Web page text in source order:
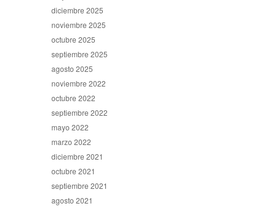
diciembre 2025
noviembre 2025
octubre 2025
septiembre 2025
agosto 2025
noviembre 2022
octubre 2022
septiembre 2022
mayo 2022
marzo 2022
diciembre 2021
octubre 2021
septiembre 2021
agosto 2021